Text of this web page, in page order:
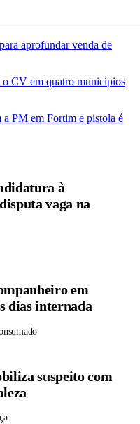
aprofundar venda de
o CV em quatro municípios
PM em Fortim e pistola é
à
vaga na
em
dias internada
suspeito com